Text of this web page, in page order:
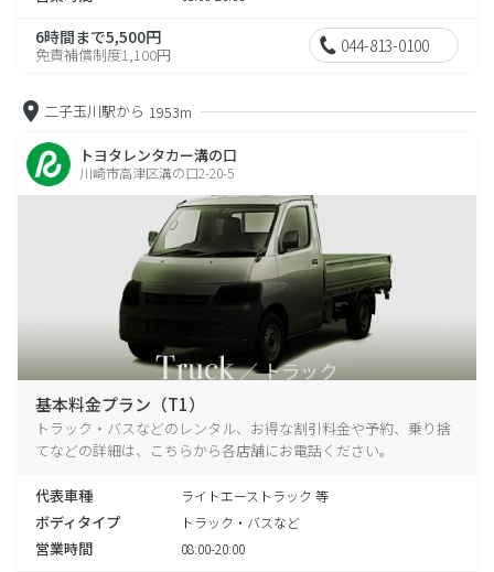
6時間まで5,500円
免責補償制度1,100円 044-813-0100
二子玉川駅から 1953m
トヨタレンタカー溝の口
川崎市高津区溝の口2-20-5
基本料金プラン（T1）
トラック・バスなどのレンタル、お得な割引料金や予約、乗り捨
てなどの詳細は、こちらから各店舗にお電話ください。
代表車種 ライトエーストラック 等
ボディタイプ トラック・バスなど
営業時間 08:00-20:00